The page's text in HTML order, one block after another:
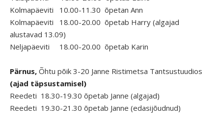
Kolmapäeviti 10.00-11.30 õpetan Ann
Kolmapäeviti 18.00-20.00 õpetab Harry (algajad
alustavad 13.09)
Neljapäeviti 18.00-20.00 õpetab Karin
Pärnus, Õhtu põik 3-20 Janne Ristimetsa Tantsustuudios
(ajad täpsustamisel)
Reedeti 18.30-19.30 õpetab Janne (algajad)
Reedeti 19.30-21.30 õpetab Janne (edasijõudnud)